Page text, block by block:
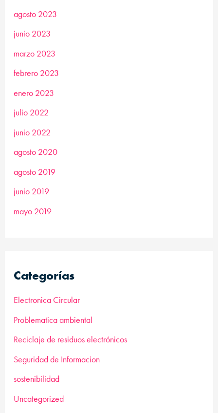
agosto 2023
junio 2023
marzo 2023
febrero 2023
enero 2023
julio 2022
junio 2022
agosto 2020
agosto 2019
junio 2019
mayo 2019
Categorías
Electronica Circular
Problematica ambiental
Reciclaje de residuos electrónicos
Seguridad de Informacion
sostenibilidad
Uncategorized